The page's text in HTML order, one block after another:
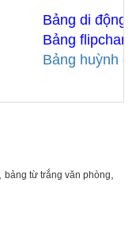
Bảng di động
Bảng flipchart
Bảng huỳnh
bảng từ trắng văn phòng